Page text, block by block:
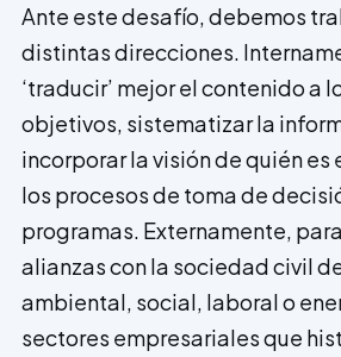
Ante este desafío, debemos
distintas direcciones.
‘traducir’ mejor el contenido a
objetivos, sistematizar la
incorporar la visión de quién
los procesos de toma de
programas. Externamente,
alianzas con la socieda­d civil
ambiental, social, laboral o
sectores empresariales que